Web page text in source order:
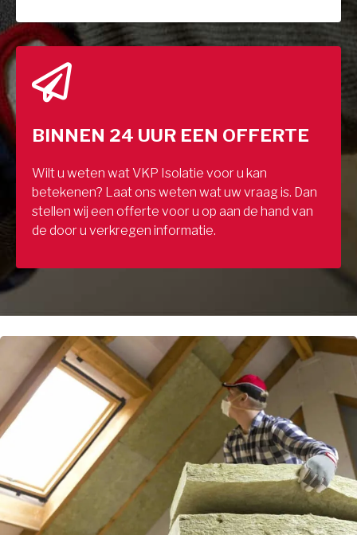
BINNEN 24 UUR EEN OFFERTE
Wilt u weten wat VKP Isolatie voor u kan
betekenen? Laat ons weten wat uw vraag is. Dan
stellen wij een offerte voor u op aan de hand van
de door u verkregen informatie.